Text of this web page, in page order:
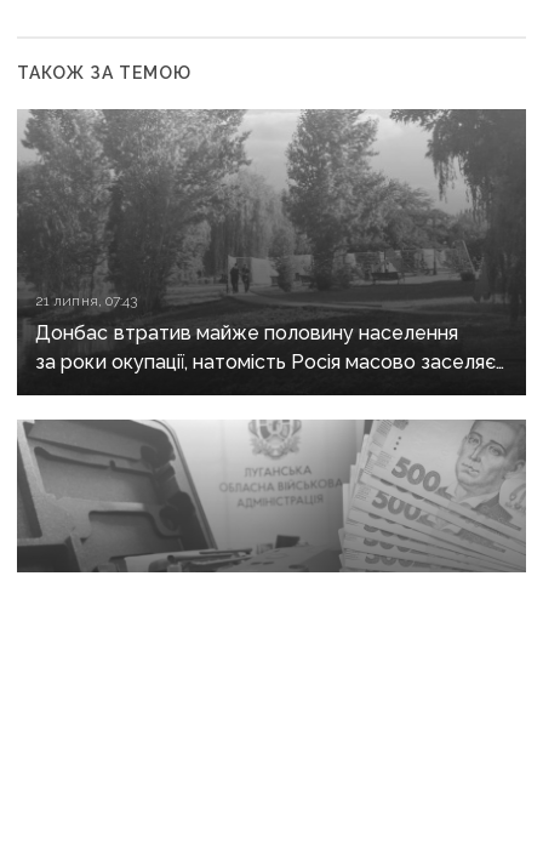
ТАКОЖ ЗА ТЕМОЮ
21 липня, 07:43
Донбас втратив майже половину населення
за роки окупації, натомість Росія масово заселяє
регіон своїми громадянами — ГУР